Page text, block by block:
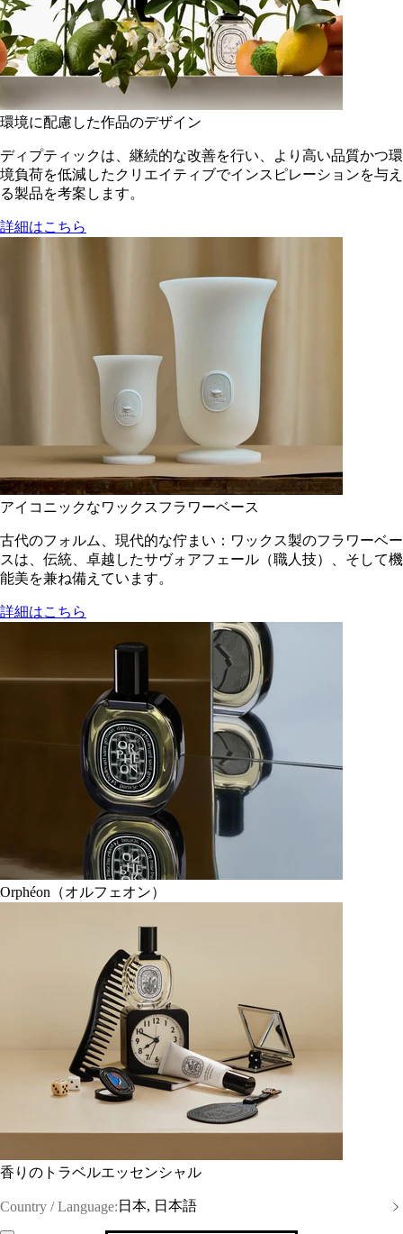
環境に配慮した作品のデザイン
ディプティックは、継続的な改善を行い、より高い品質かつ環
境負荷を低減した​クリエイティブでインスピレーションを与え
る製品を考案します。
詳細はこちら
アイコニックなワックスフラワーベース
古代のフォルム、現代的な佇まい：ワックス製のフラワーベー
スは、伝統、卓越したサヴォアフェール（職人技）、そして機
能美を兼ね備えています。
詳細はこちら
Orphéon（オルフェオン）
香りのトラベルエッセンシャル
Country / Language: 日本, 日本語